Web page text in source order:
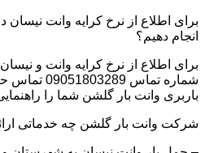
انجام دهیم؟
شماره تماس
باربری وانت بار گلشن شما را
شرکت وانت بار گلشن چه خدماتی